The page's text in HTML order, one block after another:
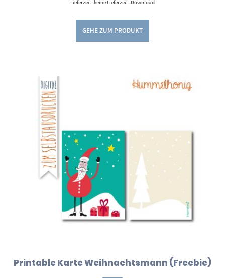
Lieferzeit: keine Lieferzeit: Download
GEHE ZUM PRODUKT
Printable Karte Weihnachtsmann (Freebie)